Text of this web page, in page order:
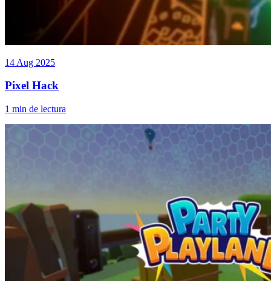
14 Aug 2025
Pixel Hack
1 min de lectura